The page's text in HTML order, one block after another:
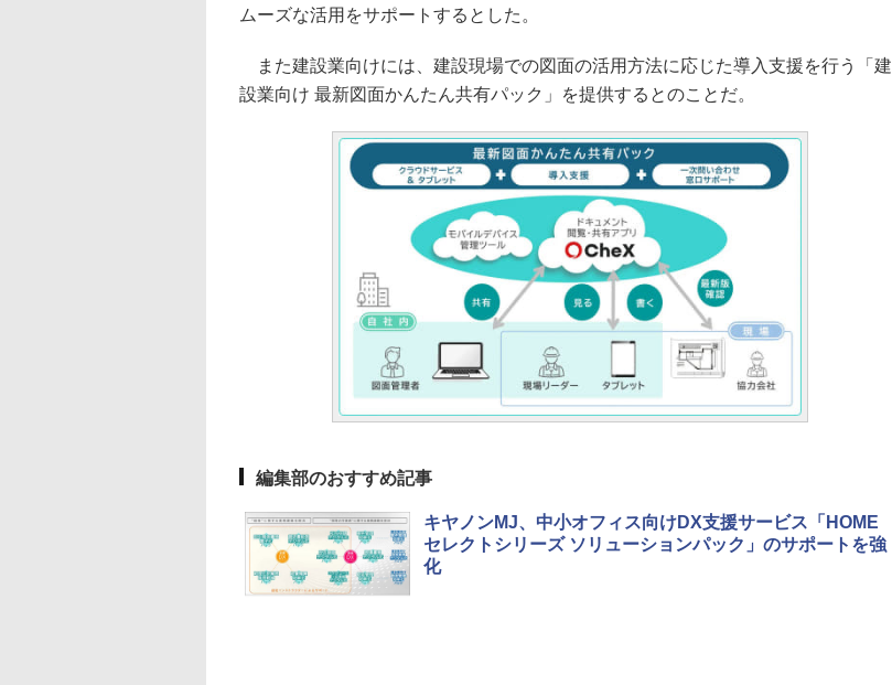
ムーズな活用をサポートするとした。
また建設業向けには、建設現場での図面の活用方法に応じた導入支援を行う「建
設業向け 最新図面かんたん共有パック」を提供するとのことだ。
編集部のおすすめ記事
キヤノンMJ、中小オフィス向けDX支援サービス「HOME
セレクトシリーズ ソリューションパック」のサポートを強
化